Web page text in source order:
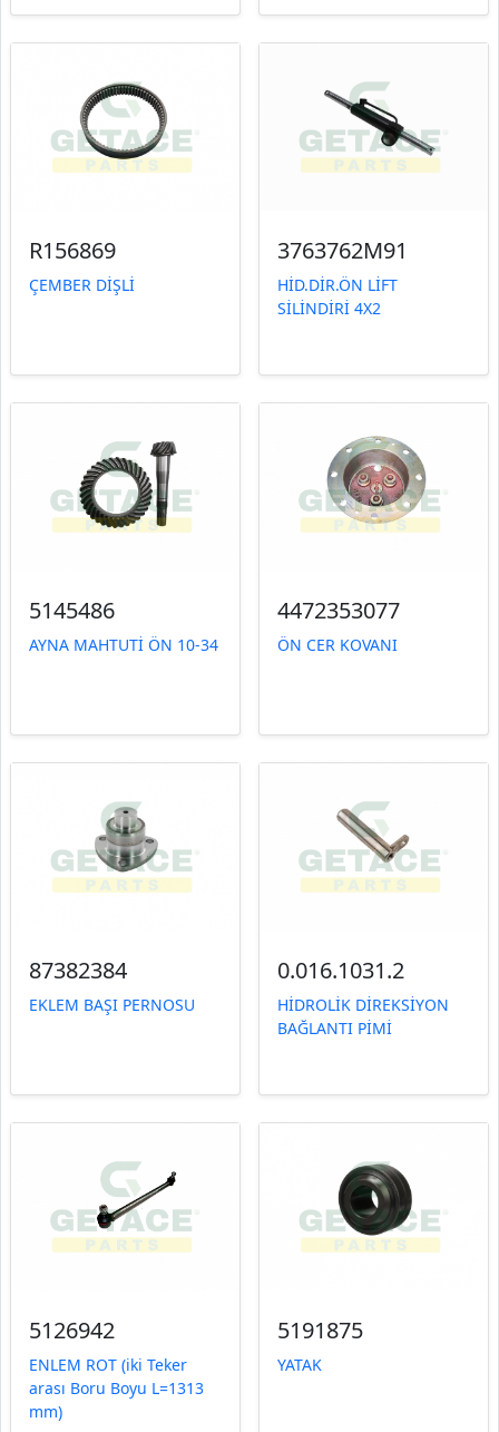
R156869
ÇEMBER DİŞLİ
3763762M91
HİD.DİR.ÖN LİFT
SİLİNDİRİ 4X2
5145486
AYNA MAHTUTİ ÖN 10-34
4472353077
ÖN CER KOVANI
87382384
EKLEM BAŞI PERNOSU
0.016.1031.2
HİDROLİK DİREKSİYON
BAĞLANTI PİMİ
5126942
ENLEM ROT (iki Teker
arası Boru Boyu L=1313
mm)
5191875
YATAK